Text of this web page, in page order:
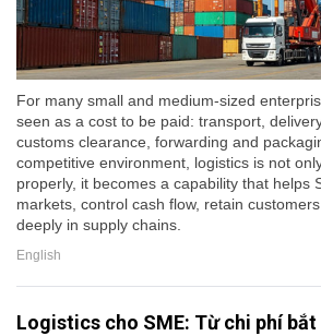
For many small and medium-sized
seen as a cost to be paid: transport,
customs clearance, forwarding and
competitive environment, logistics is not
properly, it becomes a capability that helps
markets, control cash flow, retain
deeply in supply chains.
English
Logistics cho SME: Từ chi phí bắt